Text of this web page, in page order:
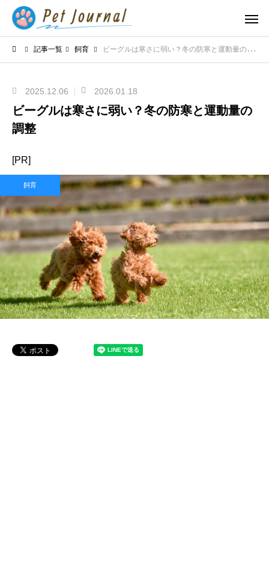
記事一覧 飼育 ビーグルは寒さに弱い？冬の防寒と運動量の調整
2025.12.06 2026.01.18
ビーグルは寒さに弱い？冬の防寒と運動量の
調整
[PR]
飼育